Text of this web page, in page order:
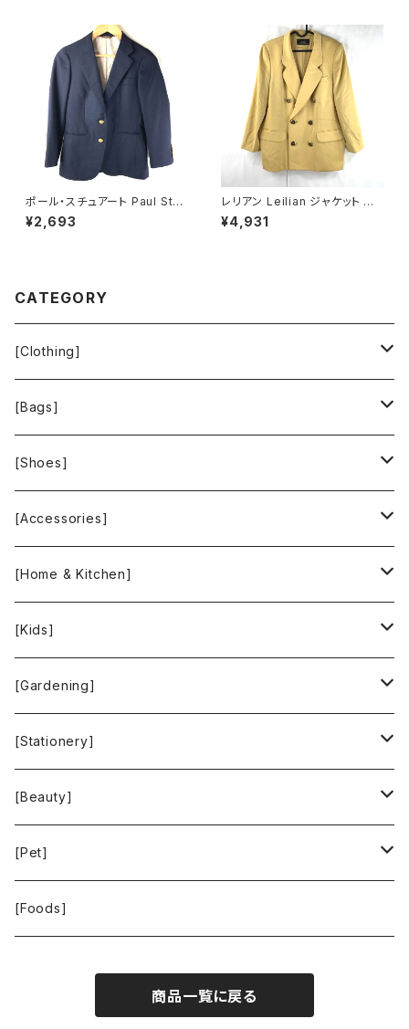
ポール・スチュアート Paul Stua
rt ジャケット 金ボタン 袖ボタン
サイドポケット スリット 紺 7サイ
¥2,693
レリアン Leilian ジャケット 肩
パッド 黄色 金色 13+サイズ 90
0590
¥4,931
CATEGORY
[Clothing]
Krochet Kids International
[Bags]
BAGGU
FOOD TEXTILE
INCASE
People Tree
[Shoes]
TOMS
[Accessories]
ALEX AND ANI
Feliz
Green Time
SKY LIMIT
KUSKA
[Home & Kitchen]
Bee Eco Wraps
CLOUDY
Francis+Dale
KAFFEEFORM
La Bontazza
THE TOKYO CORK
24BOTTLES
[Kids]
Mastro Geppetto
[Gardening]
gardens
If You Care
Root Pouch
URBAN GREEN MAKERS
[Stationery]
MOTHER FOREST
[Beauty]
STOP THE WATER WHILE USING ME!
[Pet]
WOLFGANG MAN ＆ BEAST
[Foods]
商品一覧に戻る